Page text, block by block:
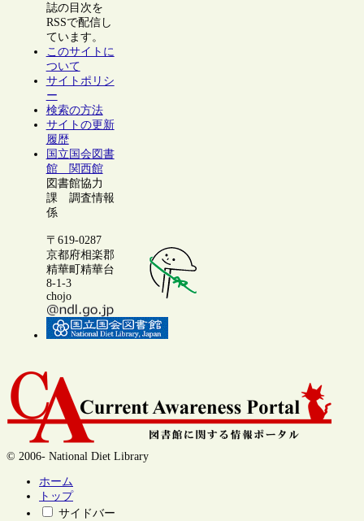
誌の目次を
RSSで配信し
ています。
このサイトに
ついて
サイトポリシ
ー
検索の方法
サイトの更新
履歴
国立国会図書
館 関西館
図書館協力
課 調査情報
係
〒619-0287
京都府相楽郡
精華町精華台
8-1-3
chojo
© 2006- National Diet Library
ホーム
トップ
サイドバー